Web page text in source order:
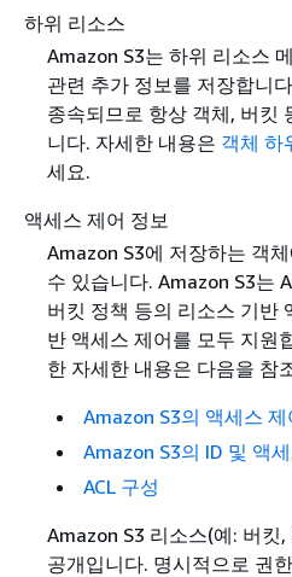
하위 리소스
Amazon S3는 하위 리소스
관련 추가 정보를 저장합니
종속되므로 항상 객체, 버킷
니다. 자세한 내용은 객체 하
세요.
액세스 제어 정보
Amazon S3에 저장하는 객
수 있습니다. Amazon S3는
버킷 정책 등의 리소스 기반
반 액세스 제어를 모두 지원
한 자세한 내용은 다음을 참
Amazon S3의 액세스 제
Amazon S3의 ID 및 액
ACL 구성
Amazon S3 리소스(예: 버킷
공개입니다. 명시적으로 권